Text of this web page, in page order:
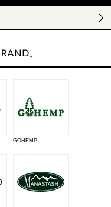
GOHEMP